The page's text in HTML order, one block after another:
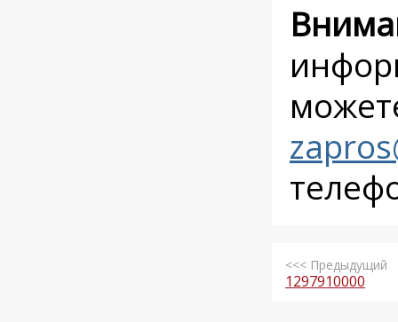
<<< Предыдущий
1297910000